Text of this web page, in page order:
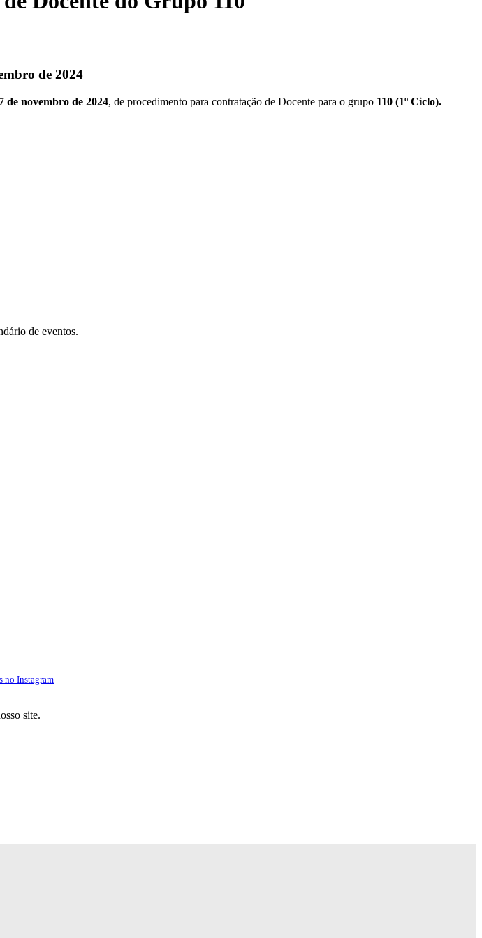
de 2024
de novembro de 2024, de procedimento para contratação de Docente para o grupo 110 (1º Ciclo).
de eventos.
no Instagram
site.